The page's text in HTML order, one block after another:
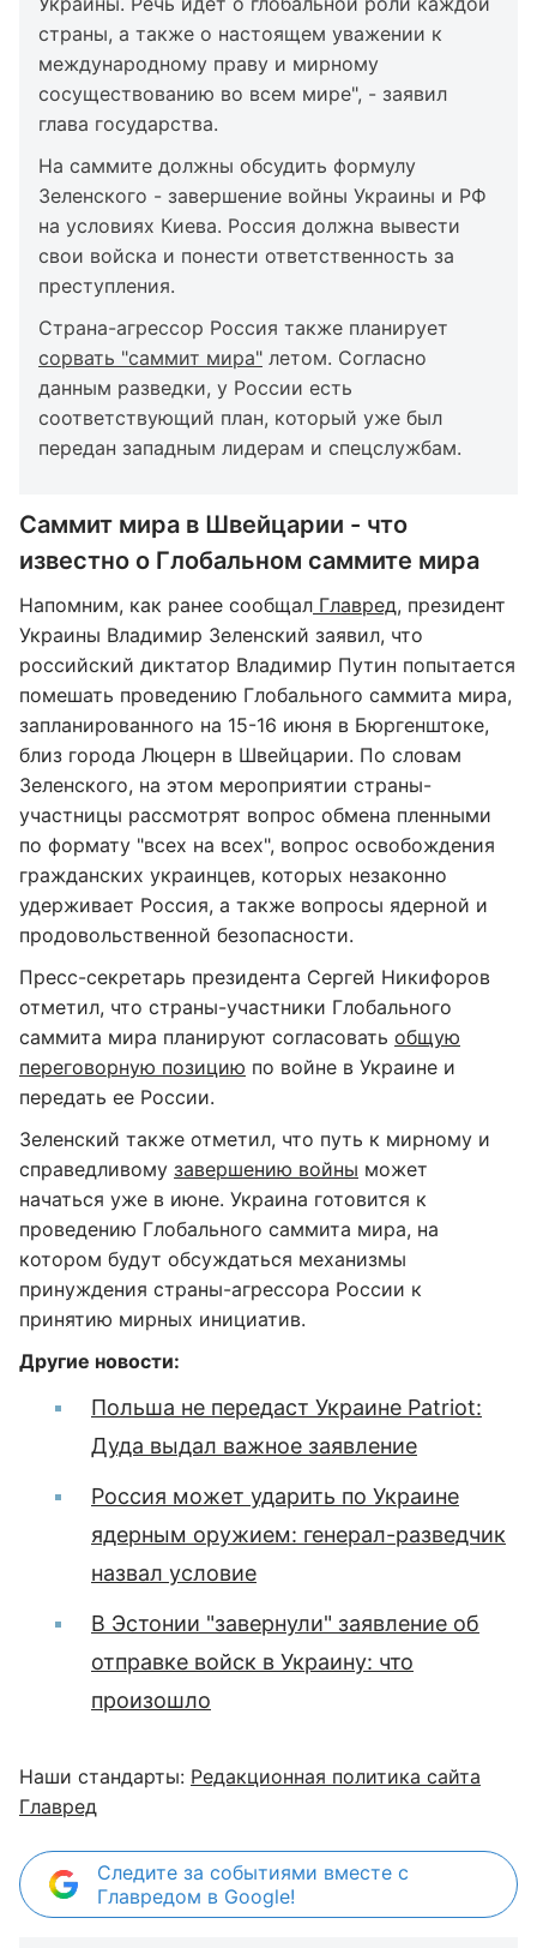
страны, а также о настоящем уважении к
международному праву и мирному
сосуществованию во всем мире", - заявил
глава государства.
На саммите должны обсудить формулу
Зеленского - завершение войны Украины и РФ
на условиях Киева. Россия должна вывести
свои войска и понести ответственность за
преступления.
Страна-агрессор Россия также планирует
сорвать "саммит мира" летом. Согласно
данным разведки, у России есть
соответствующий план, который уже был
передан западным лидерам и спецслужбам.
Саммит мира в Швейцарии - что
известно о Глобальном саммите мира
Напомним, как ранее сообщал Главред, президент
Украины Владимир Зеленский заявил, что
российский диктатор Владимир Путин попытается
помешать проведению Глобального саммита мира,
запланированного на 15-16 июня в Бюргенштоке,
близ города Люцерн в Швейцарии. По словам
Зеленского, на этом мероприятии страны-
участницы рассмотрят вопрос обмена пленными
по формату "всех на всех", вопрос освобождения
гражданских украинцев, которых незаконно
удерживает Россия, а также вопросы ядерной и
продовольственной безопасности.
Пресс-секретарь президента Сергей Никифоров
отметил, что страны-участники Глобального
саммита мира планируют согласовать общую
переговорную позицию по войне в Украине и
передать ее России.
Зеленский также отметил, что путь к мирному и
справедливому завершению войны может
начаться уже в июне. Украина готовится к
проведению Глобального саммита мира, на
котором будут обсуждаться механизмы
принуждения страны-агрессора России к
принятию мирных инициатив.
Другие новости:
Польша не передаст Украине Patriot:
Дуда выдал важное заявление
Россия может ударить по Украине
ядерным оружием: генерал-разведчик
назвал условие
В Эстонии "завернули" заявление об
отправке войск в Украину: что
произошло
Наши стандарты: Редакционная политика сайта
Главред
Следите за событиями вместе с
Главредом в Google!